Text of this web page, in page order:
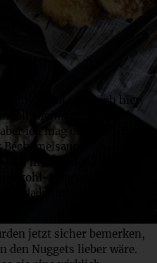
Damit stehe ich hier
alleine da. Ich weiß
ich mag ofengerösteten
mit Blumenkohl. Und
Nuggets mit
, da könnte ich mich
jetzt sicher bemerken,
den Nuggets lieber wäre.